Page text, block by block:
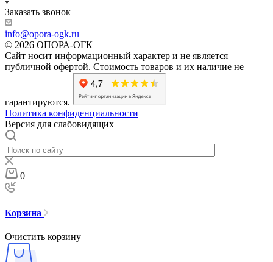
Заказать звонок
info@opora-ogk.ru
© 2026 ОПОРА-ОГК
Сайт носит информационный характер и не является
публичной офертой. Стоимость товаров и их наличие не
гарантируются.
Политика конфиденциальности
Версия для слабовидящих
0
Корзина
Очистить корзину